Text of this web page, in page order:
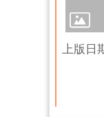
上版日